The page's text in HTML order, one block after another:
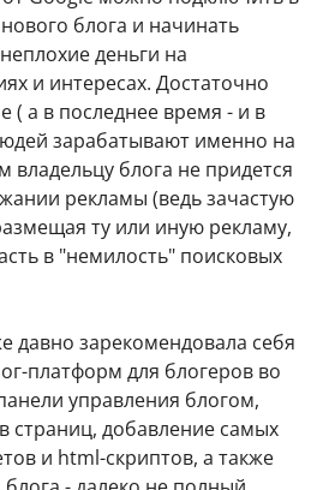
блога и начинать
деньги на
и интересах. Достаточно
( а в последнее время - и в
зарабатывают именно на
владельцу блога не придется
рекламы (ведь зачастую
ту или иную рекламу,
в "немилость" поисковых
давно зарекомендовала себя
платформ для блогеров во
управления блогом,
страниц, добавление самых
и html-скриптов, а также